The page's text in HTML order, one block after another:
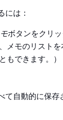
には：
ボタンをクリ
メモのリスト
もできます。）
自動的に保存